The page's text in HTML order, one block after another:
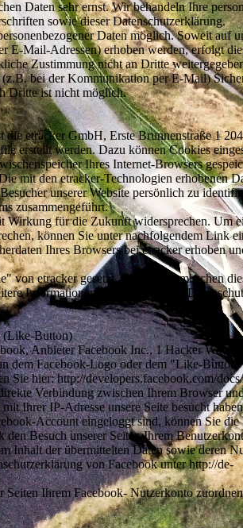
Daten sehr ernst. Wir behandeln Ihre
sowie dieser Datenschutzerklärung.
Daten möglich. Soweit auf
E-Mail-Adressen) erhoben werden, erfolgt
Zustimmung nicht an Dritte
bei der Kommunikation per E-Mail)
Dritte ist nicht möglich.
etracker GmbH, Erste Brunnenstraße 1
erstellt werden. Dazu können Cookies
Ihres Internet-Browsers
mit den etracker-Technologien erhobenen
unserer Website persönlich zu
zusammengeführt.
Wirkung für die Zukunft widersprechen. Um
können Sie unter nachfolgendem Link
Ihres Browsers bei etracker erhoben
von etracker gesetzt. Bitte l&oouml;schen
Informationen finden Sie in den
(Like-Button)
Anbieter Facebook Inc., 1 Hacker Way,
dem Facebook-Logo oder dem "Like-
Sie hier: http://developers.facebook.com/
Verbindung zwischen Ihrem Browser
Ihrer IP-Adresse unsere Seite besucht
Account eingeloggt sind, können Sie die
Besuch unserer Seiten Ihrem
Inhalt der übermittelten Daten sowie deren
von Facebook unter http://de-
Seiten Ihrem Facebook- Nutzerkonto